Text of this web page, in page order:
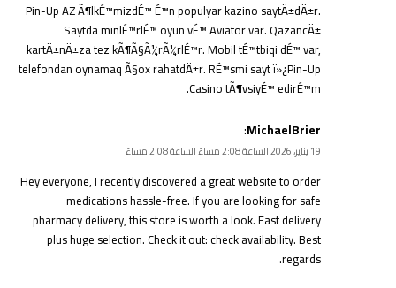
Pin-Up AZ Ã¶lkÉ™mizdÉ™ É™n populyar kazino saytÄ±dÄ±r.
Saytda minlÉ™rlÉ™ oyun vÉ™ Aviator var. QazancÄ±
kartÄ±nÄ±za tez kÃ¶Ã§Ã¼rÃ¼rlÉ™r. Mobil tÉ™tbiqi dÉ™ var,
telefondan oynamaq Ã§ox rahatdÄ±r. RÉ™smi sayt ï»¿Pin-Up
CasinotÃ¶vsiyÉ™ edirÉ™m.
MichaelBrier
:
19 يناير، 2026 الساعة 2:08 مساءً الساعة 2:08 مساءً
Hey everyone, I recently discovered a great website to order
medications hassle-free. If you are looking for safe
pharmacy delivery, this store is worth a look. Fast delivery
plus huge selection. Check it out:check availability. Best
regards.